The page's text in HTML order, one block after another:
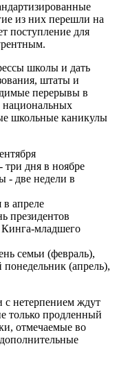
из них перешли на
поступление для
школы и дать
штаты и
перерывы в
национальных
школьные каникулы
три дня в ноябре
- две недели в
апреле
президентов
младшего
семьи (февраль),
(апрель),
нетерпением ждут
только продленный
отмечаемые во